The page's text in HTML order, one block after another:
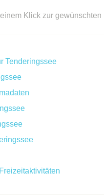
Klick zur gewünschten
Tenderingssee